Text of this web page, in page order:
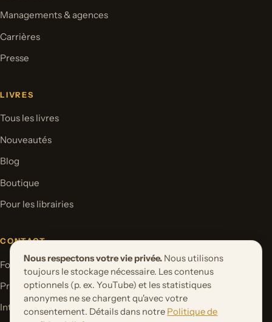
Managements & agences
Carrières
Presse
LIVRES
Tous les livres
Nouveautés
Blog
Boutique
Pour les librairies
CONTACT
Formulaire de contact
Proposer un projet de livre
International Rights
Nous respectons votre vie privée. Nous utilisons
toujours le stockage nécessaire. Les contenus
optionnels (p. ex. YouTube) et les statistiques
anonymes ne se chargent qu'avec votre
consentement. Détails dans notre Politique de